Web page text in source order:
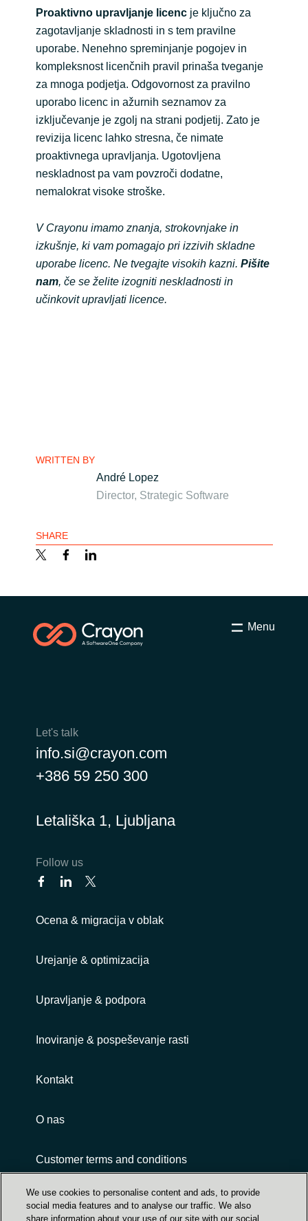
Proaktivno upravljanje licencje ključno za
zagotavljanje skladnosti in s tem pravilne
uporabe. Nenehno spreminjanje pogojev in
kompleksnost licenčnih pravil prinaša tveganje
za mnoga podjetja. Odgovornost za pravilno
uporabo licenc in ažurnih seznamov za
izključevanje je zgolj na strani podjetij. Zato je
revizija licenc lahko stresna, če nimate
proaktivnega upravljanja. Ugotovljena
neskladnost pa vam povzroči dodatne,
nemalokrat visoke stroške.
V Crayonu imamo znanja, strokovnjake in
izkušnje, ki vam pomagajo pri izzivih skladne
uporabe licenc. Ne tvegajte visokih kazni. Pišite
nam, če se želite izogniti neskladnosti in
učinkovit upravljati licence.
WRITTEN BY
André Lopez
Director, Strategic Software
SHARE
Menu
Let's talk
info.si@crayon.com
+386 59 250 300
Letališka 1, Ljubljana
Follow us
Ocena & migracija v oblak
Urejanje & optimizacija
Upravljanje & podpora
Inoviranje & pospeševanje rasti
Kontakt
O nas
Customer terms and conditions
We use cookies to personalise content and ads, to provide
social media features and to analyse our traffic. We also
share information about your use of our site with our social